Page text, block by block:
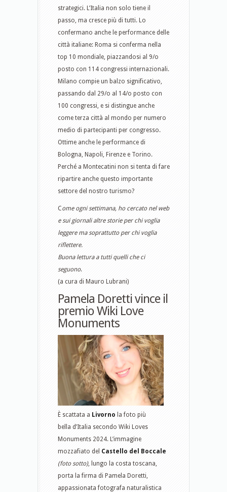
strategici. L’Italia non solo tiene il
passo, ma cresce più di tutti. Lo
confermano anche le performance delle
città italiane: Roma si conferma nella
top 10 mondiale, piazzandosi al 9/o
posto con 114 congressi internazionali.
Milano compie un balzo significativo,
passando dal 29/o al 14/o posto con
100 congressi, e si distingue anche
come terza città al mondo per numero
medio di partecipanti per congresso.
Ottime anche le performance di
Bologna, Napoli, Firenze e Torino.
Perché a Montecatini non si tenta di fare
ripartire anche questo importante
settore del nostro turismo?
Come ogni settimana, ho cercato nel web
e sui giornali altre storie per chi voglia
leggere ma soprattutto per chi voglia
riflettere.
Buona lettura a tutti quelli che ci
seguono.
(a cura di Mauro Lubrani)
Pamela Doretti vince il
premio Wiki Love
Monuments
È scattata a Livorno la foto più
bella d’Italia secondo Wiki Loves
Monuments 2024. L’immagine
mozzafiato del Castello del Boccale
(foto sotto), lungo la costa toscana,
porta la firma di Pamela Doretti,
appassionata fotografa naturalistica